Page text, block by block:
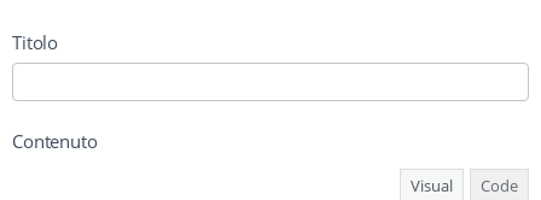
Titolo
Contenuto
Visual Code